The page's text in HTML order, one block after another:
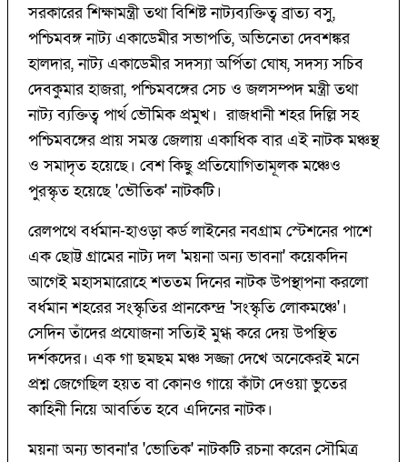
সরকারের শিক্ষামন্ত্রী তথা বিশিষ্ট নাট্যব্যক্তিত্ব ব্রাত্য বসু,
পশ্চিমবঙ্গ নাট্য একাডেমীর সভাপতি, অভিনেতা দেবশঙ্কর
হালদার, নাট্য একাডেমীর সদস্যা অর্পিতা ঘোষ, সদস্য সচিব
দেবকুমার হাজরা, পশ্চিমবঙ্গের সেচ ও জলসম্পদ মন্ত্রী তথা
নাট্য ব্যক্তিত্ব পার্থ ভৌমিক প্রমুখ। রাজধানী শহর দিল্লি সহ
পশ্চিমবঙ্গের প্রায় সমস্ত জেলায় একাধিক বার এই নাটক মঞ্চস্থ
ও সমাদৃত হয়েছে। বেশ কিছু প্রতিযোগিতামূলক মঞ্চেও
পুরস্কৃত হয়েছে 'ভৌতিক' নাটকটি।
রেলপথে বর্ধমান-হাওড়া কর্ড লাইনের নবগ্রাম স্টেশনের পাশে
এক ছোট্ট গ্রামের নাট্য দল 'ময়না অন্য ভাবনা' কয়েকদিন
আগেই মহাসমারোহে শততম দিনের নাটক উপস্থাপনা করলো
বর্ধমান শহরের সংস্কৃতির প্রানকেন্দ্র 'সংস্কৃতি লোকমঞ্চে'।
সেদিন তাঁদের প্রযোজনা সত্যিই মুগ্ধ করে দেয় উপস্থিত
দর্শকদের। এক গা ছমছম মঞ্চ সজ্জা দেখে অনেকেরই মনে
প্রশ্ন জেগেছিল হয়ত বা কোনও গায়ে কাঁটা দেওয়া ভুতের
কাহিনী নিয়ে আবর্তিত হবে এদিনের নাটক।
ময়না অন্য ভাবনা'র 'ভোতিক' নাটকটি রচনা করেন সৌমিত্র